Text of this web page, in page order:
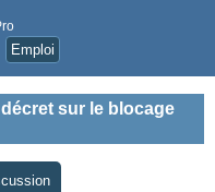
Emploi
sur le blocage